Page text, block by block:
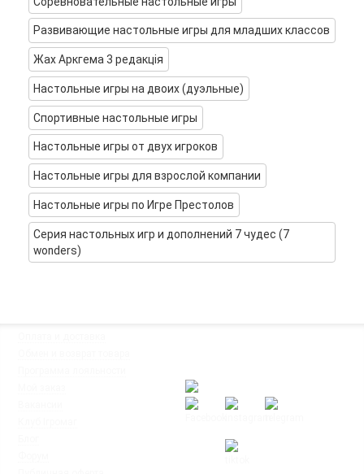
Развивающие настольные игры для младших классов
Жах Аркгема 3 редакція
Настольные игры на двоих (дуэльные)
Спортивные настольные игры
Настольные игры от двух игроков
Настольные игры для взрослой компании
Настольные игры по Игре Престолов
Серия настольных игр и дополнений 7 чудес (7
wonders)